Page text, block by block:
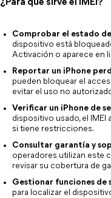
¿Para qué sirve el IMEI?
Comprobar el estado
dispositivo está
Activación o aparece en
Reportar un iPhone
pueden bloquear el
evitar el uso no
Verificar un iPhone de
dispositivo usado, el IMEI
si tiene restricciones.
Consultar garantía y
operadores utilizan este
revisar su cobertura de
Gestionar funciones de
para localizar el